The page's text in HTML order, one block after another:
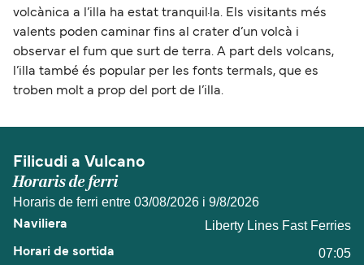
volcànica a l’illa ha estat tranquil·la. Els visitants més
valents poden caminar fins al crater d’un volcà i
observar el fum que surt de terra. A part dels volcans,
l’illa també és popular per les fonts termals, que es
troben molt a prop del port de l’illa.
Filicudi a Vulcano
Horaris de ferri
Horaris de ferri entre 03/08/2026 i 9/8/2026
Liberty Lines Fast Ferries
07:05